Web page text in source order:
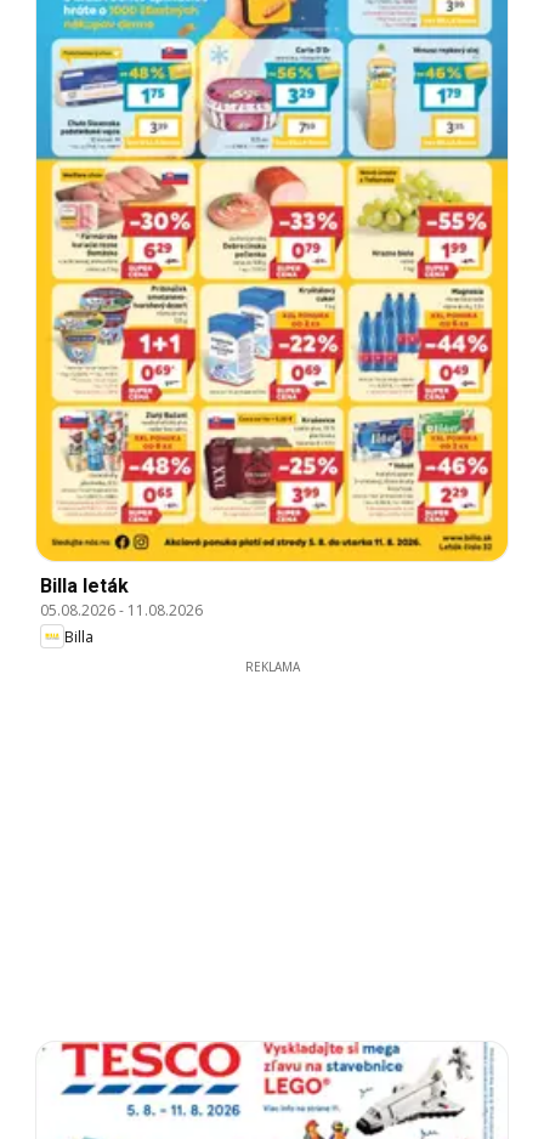
Billa leták
05.08.2026- 11.08.2026
Billa
REKLAMA